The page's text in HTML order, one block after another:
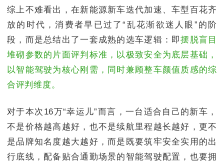
综上不难看出，在新能源新车迭代加速、车型百花齐
放的时代，消费者早已过了“乱花渐欲迷人眼”的阶
段，而是总结出了一套成熟的选车逻辑：即摆脱盲目
堆砌参数的片面评判标准，以极致安全为底层基础，
以智能驾驶为核心刚需，同时兼顾整车颜值质感的综
合评判维度。
对于本次16万“幸运儿”而言，一台适合自己的新车，
不是价格越高越好，也不是续航里程越长越好，更不
是品牌知名度越大越好，而是既要筑牢安全实用的出
行底线，配备贴合通勤场景的智能驾驶配置，也要拥